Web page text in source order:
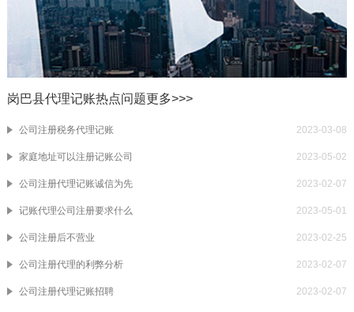
岗巴县代理记账热点问题更多>>>
公司注册税务代理记账 2023-03-08
家庭地址可以注册记账公司 2023-05-02
公司注册代理记账诚信为先 2023-02-07
记账代理公司注册要求什么 2023-05-01
公司注册后不营业 2023-02-25
公司注册代理的利弊分析 2023-02-07
公司注册代理记账招聘 2023-02-07